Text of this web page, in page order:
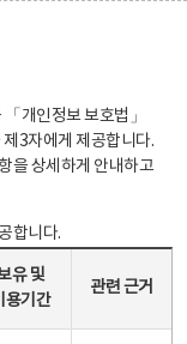
개인정보 보호법」
3자에게 제공합니다.
을 상세하게 안내하고
합니다.
유 및
용기간
관련 근거